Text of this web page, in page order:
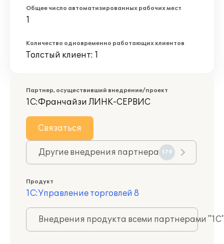
Общее число автоматизированных рабочих мест
1
Количество одновременно работающих клиентов
Толстый клиент: 1
Партнер, осуществивший внедрение/проект
1С:Франчайзи ЛИНК-СЕРВИС
Связаться
Другие внедрения партнера 179
Продукт
1С:Управление торговлей 8
Внедрения продукта всеми партнерами